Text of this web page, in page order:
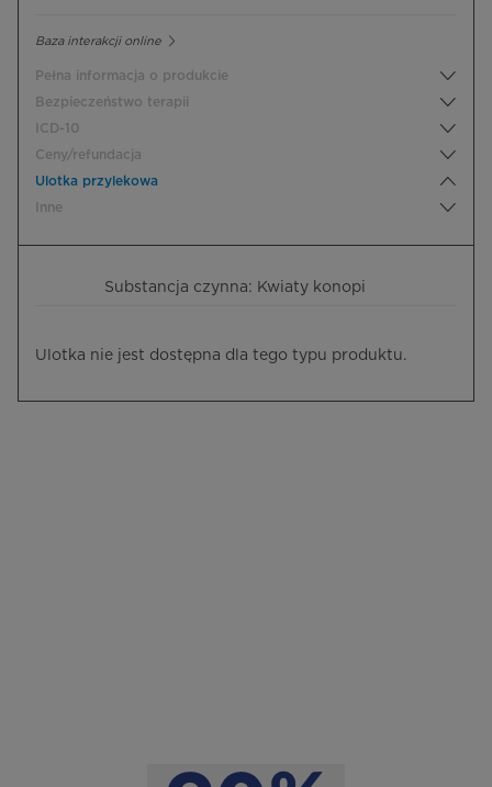
Baza interakcji online
Pełna informacja o produkcie
Bezpieczeństwo terapii
ICD-10
Ceny/refundacja
Ulotka przylekowa
Inne
Substancja czynna: Kwiaty konopi
Ulotka nie jest dostępna dla tego typu produktu.